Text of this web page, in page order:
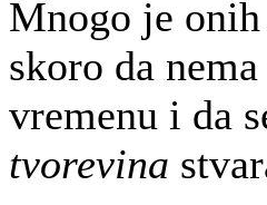
Mnogo je
skoro da
vremenu i da
tvorevina